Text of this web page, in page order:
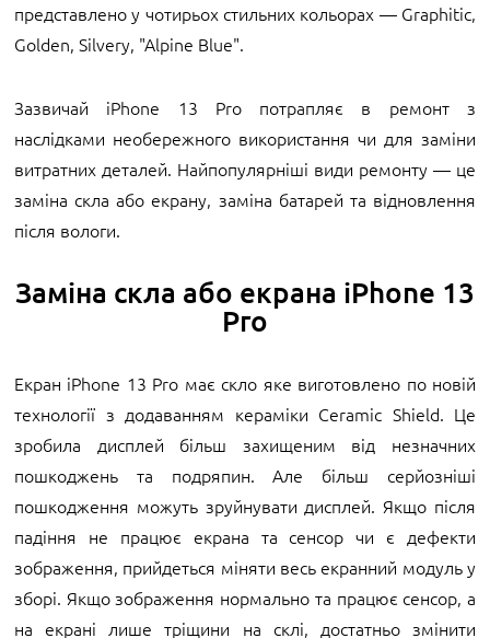
представлено у чотирьох стильних кольорах — Graphitic,
Golden, Silvery, "Alpine Blue".
Зазвичай iPhone 13 Pro потрапляє в ремонт з
наслідками необережного використання чи для заміни
витратних деталей. Найпопулярніші види ремонту — це
заміна скла або екрану, заміна батарей та відновлення
після вологи.
Заміна скла або екрана iPhone 13
Pro
Екран iPhone 13 Pro має скло яке виготовлено по новій
технології з додаванням кераміки Ceramic Shield. Це
зробила дисплей більш захищеним від незначних
пошкоджень та подряпин. Але більш серйозніші
пошкодження можуть зруйнувати дисплей. Якщо після
падіння не працює екрана та сенсор чи є дефекти
зображення, прийдеться міняти весь екранний модуль у
зборі. Якщо зображення нормально та працює сенсор, а
на екрані лише тріщини на склі, достатньо змінити